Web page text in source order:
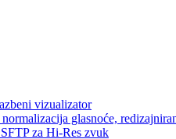
vizualizator
glasnoće,
za Hi-Res zvuk